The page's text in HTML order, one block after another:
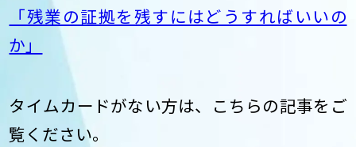
「残業の証拠を残すにはどうすればいいの
か」
タイムカードがない方は、こちらの記事をご
覧ください。